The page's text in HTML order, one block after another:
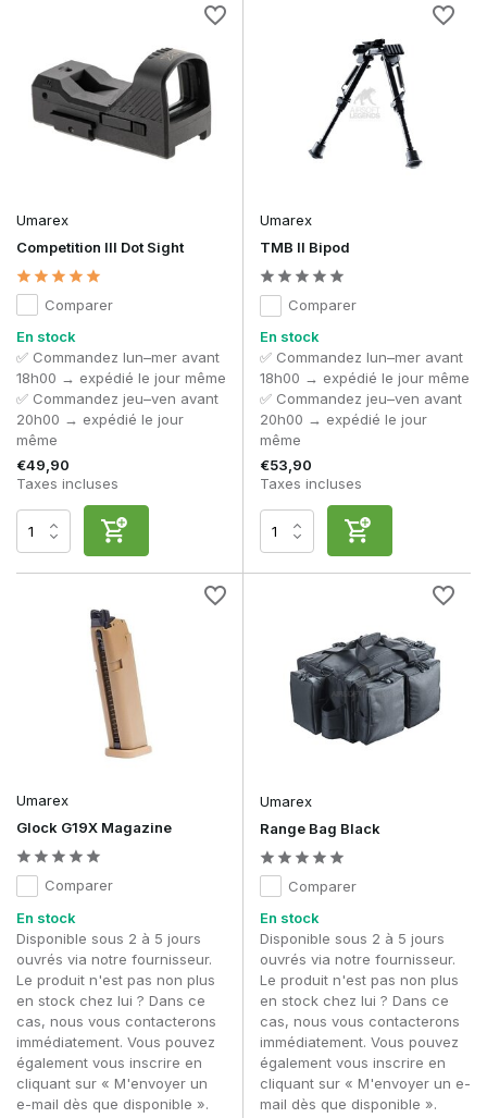
Umarex
Competition III Dot Sight
Comparer
En stock
✅ Commandez lun–mer avant
18h00 → expédié le jour même
✅ Commandez jeu–ven avant
20h00 → expédié le jour
même
€49,90
Taxes incluses
Umarex
TMB II Bipod
Comparer
En stock
✅ Commandez lun–mer avant
18h00 → expédié le jour même
✅ Commandez jeu–ven avant
20h00 → expédié le jour
même
€53,90
Taxes incluses
Umarex
Glock G19X Magazine
Comparer
En stock
Disponible sous 2 à 5 jours
ouvrés via notre fournisseur.
Le produit n'est pas non plus
en stock chez lui ? Dans ce
cas, nous vous contacterons
immédiatement. Vous pouvez
également vous inscrire en
cliquant sur « M'envoyer un
e-mail dès que disponible ».
Umarex
Range Bag Black
Comparer
En stock
Disponible sous 2 à 5 jours
ouvrés via notre fournisseur.
Le produit n'est pas non plus
en stock chez lui ? Dans ce
cas, nous vous contacterons
immédiatement. Vous pouvez
également vous inscrire en
cliquant sur « M'envoyer un e-
mail dès que disponible ».